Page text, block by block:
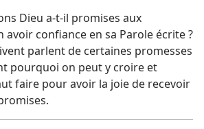
Dieu a-​t-​il promises aux
avoir confiance en sa Parole écrite ?
parlent de certaines promesses
pourquoi on peut y croire et
faire pour avoir la joie de recevoir